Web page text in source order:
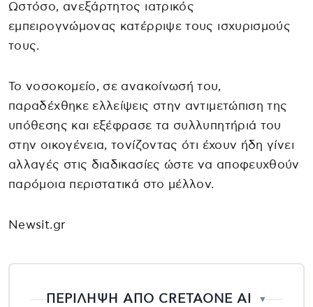
Ωστόσο, ανεξάρτητος ιατρικός
εμπειρογνώμονας κατέρριψε τους ισχυρισμούς
τους.
Το νοσοκομείο, σε ανακοίνωσή του,
παραδέχθηκε ελλείψεις στην αντιμετώπιση της
υπόθεσης και εξέφρασε τα συλλυπητήριά του
στην οικογένεια, τονίζοντας ότι έχουν ήδη γίνει
αλλαγές στις διαδικασίες ώστε να αποφευχθούν
παρόμοια περιστατικά στο μέλλον.
Newsit.gr
ΠΕΡΙΛΗΨΗ ΑΠΟ CRETAONE AI ▼